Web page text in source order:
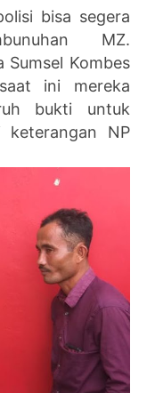
bisa segera
MZ.
Sumsel Kombes
ini mereka
bukti untuk
keterangan NP